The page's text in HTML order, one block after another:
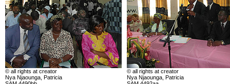
© all rights at creator
Nya Njaounga, Patricia
© all rights at creator
Nya Njaounga, Patricia